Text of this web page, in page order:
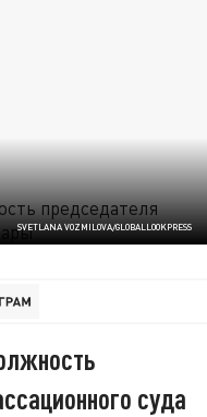
SVETLANA VOZMILOVA/GLOBALLOOKPRESS
суда